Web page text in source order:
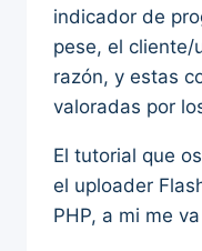
indicador de
pese, el cliente/
razón, y estas
valoradas por
El tutorial que
el uploader
PHP, a mi me